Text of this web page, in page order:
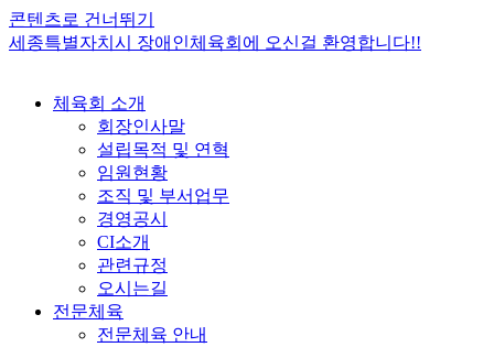
콘텐츠로 건너뛰기
세종특별자치시 장애인체육회에 오신걸 환영합니다!!
체육회 소개
회장인사말
설립목적 및 연혁
임원현황
조직 및 부서업무
경영공시
CI소개
관련규정
오시는길
전문체육
전문체육 안내